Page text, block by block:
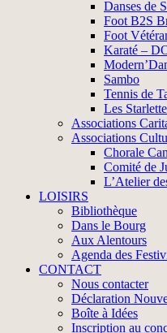
Danses de
Foot B2S
Foot
Karaté –
Sambo
Tennis de
Les
Associations
Associations
Chorale
Comité de
L’Atelier
LOISIRS
Bibliothèque
Dans le Bourg
Aux Alentours
Agenda des
CONTACT
Nous contacter
Déclaration
Boîte à Idées
Inscription au